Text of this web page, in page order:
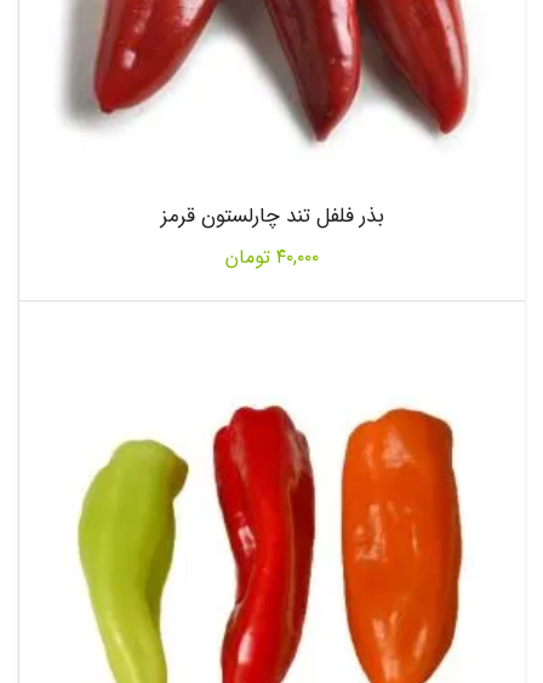
بذر فلفل تند چارلستون قرمز
۴۰,۰۰۰ تومان